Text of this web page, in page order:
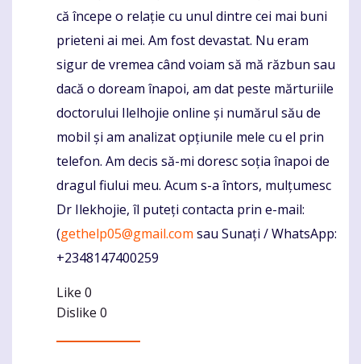
că începe o relație cu unul dintre cei mai buni
prieteni ai mei. Am fost devastat. Nu eram
sigur de vremea când voiam să mă răzbun sau
dacă o doream înapoi, am dat peste mărturiile
doctorului Ilelhojie online și numărul său de
mobil și am analizat opțiunile mele cu el prin
telefon. Am decis să-mi doresc soția înapoi de
dragul fiului meu. Acum s-a întors, mulțumesc
Dr Ilekhojie, îl puteți contacta prin e-mail:
(gethelp05@gmail.com sau Sunați / WhatsApp:
+2348147400259
Like 0
Dislike 0